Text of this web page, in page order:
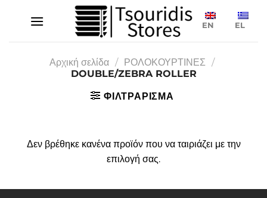
EN EL
Αρχική σελίδα / ΡΟΛΟΚΟΥΡΤΙΝΕΣ /
DOUBLE/ZEBRA ROLLER
ΦΙΛΤΡΑΡΙΣΜΑ
Δεν βρέθηκε κανένα προϊόν που να ταιριάζει με την
επιλογή σας.